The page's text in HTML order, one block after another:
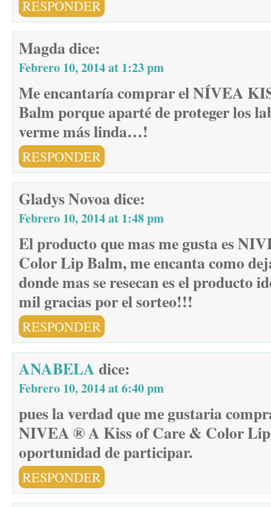
RESPONDER
Magdadice:
Febrero 10, 2014 at 1:23 pm
Me encantaría comprar el NÍVEA
Balm porque aparté de proteger los
verme más linda…!
RESPONDER
Gladys Novoadice:
Febrero 10, 2014 at 1:48 pm
El producto que mas me gusta es
Color Lip Balm, me encanta como
donde mas se resecan es el producto
mil gracias por el sorteo!!!
RESPONDER
ANABELAdice:
Febrero 10, 2014 at 6:40 pm
pues la verdad que me gustaria
NIVEA ® A Kiss of Care & Color
oportunidad de participar.
RESPONDER